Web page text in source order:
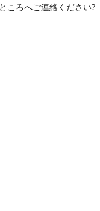
ころへご連絡ください?